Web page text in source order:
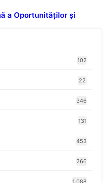
a Oportunităților și
102
22
346
131
453
266
1.088